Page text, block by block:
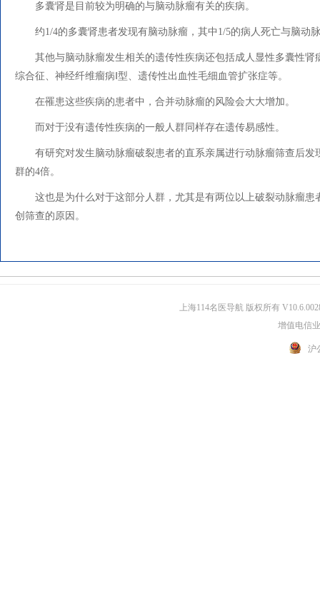
多囊肾是目前较为明确的与脑动脉瘤有关的疾病。
约1/4的多囊肾患者发现有脑动脉瘤，其中1/5的病人死亡与脑动
其他与脑动脉瘤发生相关的遗传性疾病还包括成人显性多囊性
综合征、神经纤维瘤病Ⅰ型、遗传性出血性毛细血管扩张症等。
在罹患这些疾病的患者中，合并动脉瘤的风险会大大增加。
而对于没有遗传性疾病的一般人群同样存在遗传易感性。
有研究对发生脑动脉瘤破裂患者的直系亲属进行动脉瘤筛查后
群的4倍。
这也是为什么对于这部分人群，尤其是有两位以上破裂动脉瘤
创筛查的原因。
上海114名医导航 版权所有
增值电信
沪